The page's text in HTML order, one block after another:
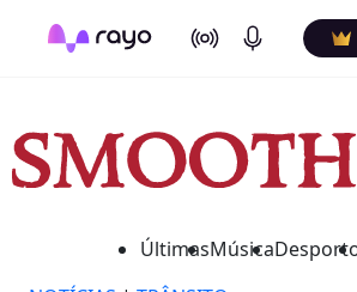
On Air Podcasts
ÚltimasMúsica